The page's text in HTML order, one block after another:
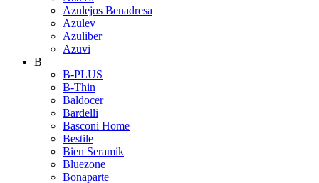
Azulejos Benadresa
Azulev
Azuliber
Azuvi
B
B-PLUS
B-Thin
Baldocer
Bardelli
Basconi Home
Bestile
Bien Seramik
Bluezone
Bonaparte